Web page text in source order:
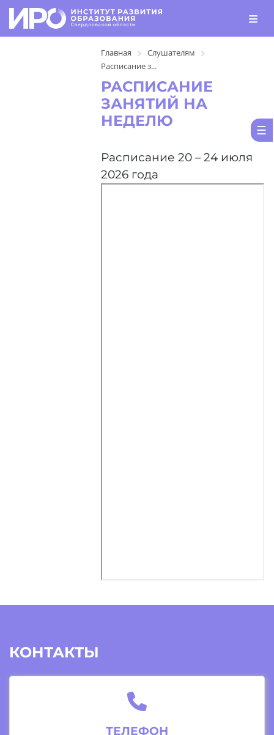
Главная
Слушателям
Расписание з...
РАСПИСАНИЕ
ЗАНЯТИЙ НА
НЕДЕЛЮ
Расписание 20 – 24 июля
2026 года
КОНТАКТЫ
ТЕЛЕФОН